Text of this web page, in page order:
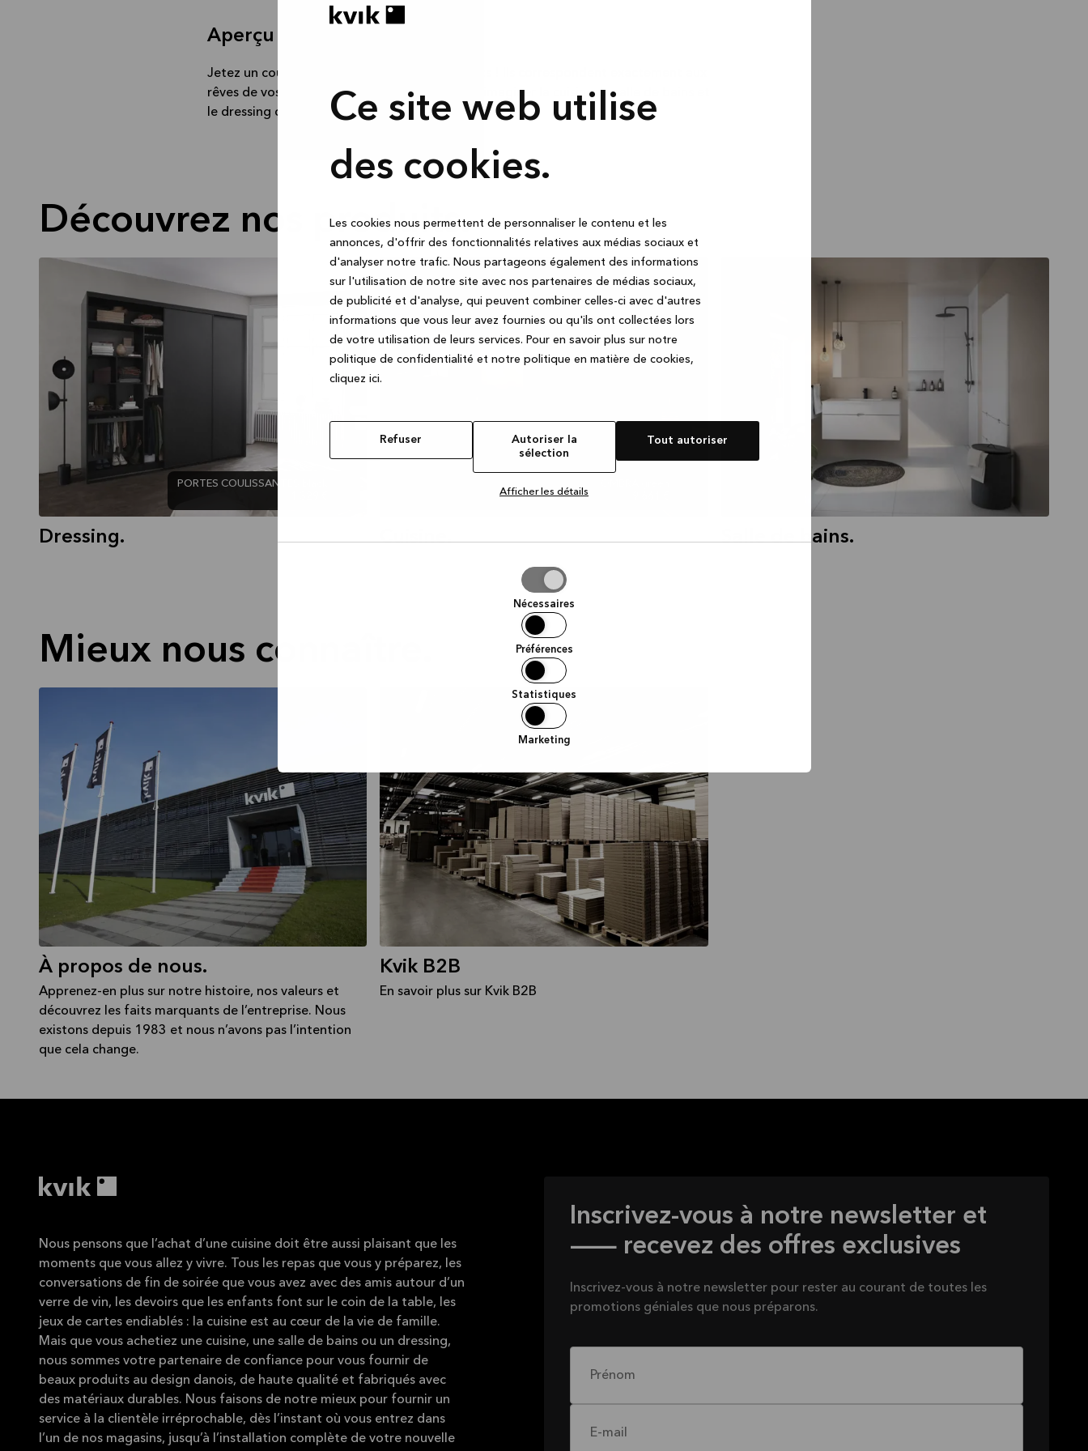
Ce site web utilise
des cookies.
Les cookies nous permettent de personnaliser le contenu et les
annonces, d'offrir des fonctionnalités relatives aux médias sociaux et
d'analyser notre trafic. Nous partageons également des informations
sur l'utilisation de notre site avec nos partenaires de médias sociaux,
de publicité et d'analyse, qui peuvent combiner celles-ci avec d'autres
informations que vous leur avez fournies ou qu'ils ont collectées lors
de votre utilisation de leurs services. Pour en savoir plus sur notre
politique de confidentialité et notre politique en matière de cookies,
cliquez ici.
Refuser
Autoriser la
sélection
Tout autoriser
Afficher les détails
Nécessaires
Préférences
Statistiques
Marketing
Aperçu de nos produits.
Jetez un coup d’œil à nos magnifiques produits ! Ils correspondent exactement aux
rêves de vos clients. Laissez-nous vous aider à imaginer la cuisine, la salle de bains et
le dressing de leurs rêves.
Découvrez nos produits.
PORTES COULISSANTES black
Dressing. Cuisine. Salle de bains.
Mieux nous connaître.
À propos de nous.
Apprenez-en plus sur notre histoire, nos valeurs et
découvrez les faits marquants de l’entreprise. Nous
existons depuis 1983 et nous n’avons pas l’intention
que cela change.
Kvik B2B
En savoir plus sur Kvik B2B
Nous pensons que l’achat d’une cuisine doit être aussi plaisant que les
moments que vous allez y vivre. Tous les repas que vous y préparez, les
conversations de fin de soirée que vous avez avec des amis autour d’un
verre de vin, les devoirs que les enfants font sur le coin de la table, les
jeux de cartes endiablés : la cuisine est au cœur de la vie de famille.
Mais que vous achetiez une cuisine, une salle de bains ou un dressing,
nous sommes votre partenaire de confiance pour vous fournir de
beaux produits au design danois, de haute qualité et fabriqués avec
des matériaux durables. Nous faisons de notre mieux pour fournir un
service à la clientèle irréprochable, dès l’instant où vous entrez dans
l’un de nos magasins, jusqu’à l’installation complète de votre nouvelle
Inscrivez-vous à notre newsletter et
— recevez des offres exclusives
Inscrivez-vous à notre newsletter pour rester au courant de toutes les
promotions géniales que nous préparons.
Prénom
E-mail